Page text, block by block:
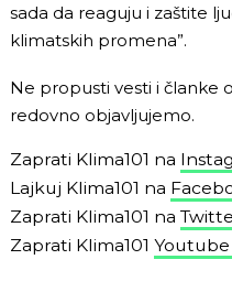
sada da reaguju i zaštite
klimatskih promena”.
Ne propusti vesti i članke
redovno objavljujemo.
Zaprati Klima101 na
Lajkuj Klima101 na
Zaprati Klima101 na
Zaprati Klima101